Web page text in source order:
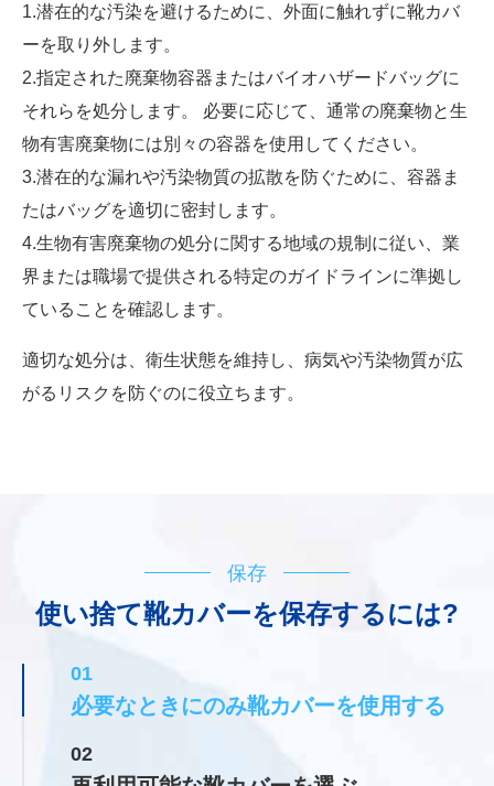
1.潜在的な汚染を避けるために、外面に触れずに靴カバ
ーを取り外します。
2.指定された廃棄物容器またはバイオハザードバッグに
それらを処分します。 必要に応じて、通常の廃棄物と生
物有害廃棄物には別々の容器を使用してください。
3.潜在的な漏れや汚染物質の拡散を防ぐために、容器ま
たはバッグを適切に密封します。
4.生物有害廃棄物の処分に関する地域の規制に従い、業
界または職場で提供される特定のガイドラインに準拠し
ていることを確認します。
適切な処分は、衛生状態を維持し、病気や汚染物質が広
がるリスクを防ぐのに役立ちます。
保存
使い捨て靴カバーを保存するには?
01
必要なときにのみ靴カバーを使用する
02